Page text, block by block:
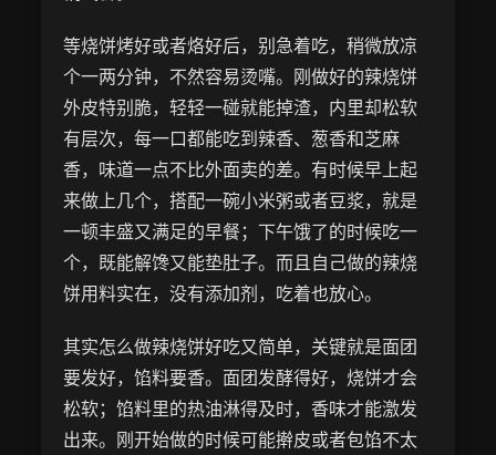
等烧饼烤好或者烙好后，别急着吃，稍微放凉
个一两分钟，不然容易烫嘴。刚做好的辣烧饼
外皮特别脆，轻轻一碰就能掉渣，内里却松软
有层次，每一口都能吃到辣香、葱香和芝麻
香，味道一点不比外面卖的差。有时候早上起
来做上几个，搭配一碗小米粥或者豆浆，就是
一顿丰盛又满足的早餐；下午饿了的时候吃一
个，既能解馋又能垫肚子。而且自己做的辣烧
饼用料实在，没有添加剂，吃着也放心。
其实怎么做辣烧饼好吃又简单，关键就是面团
要发好，馅料要香。面团发酵得好，烧饼才会
松软；馅料里的热油淋得及时，香味才能激发
出来。刚开始做的时候可能擀皮或者包馅不太